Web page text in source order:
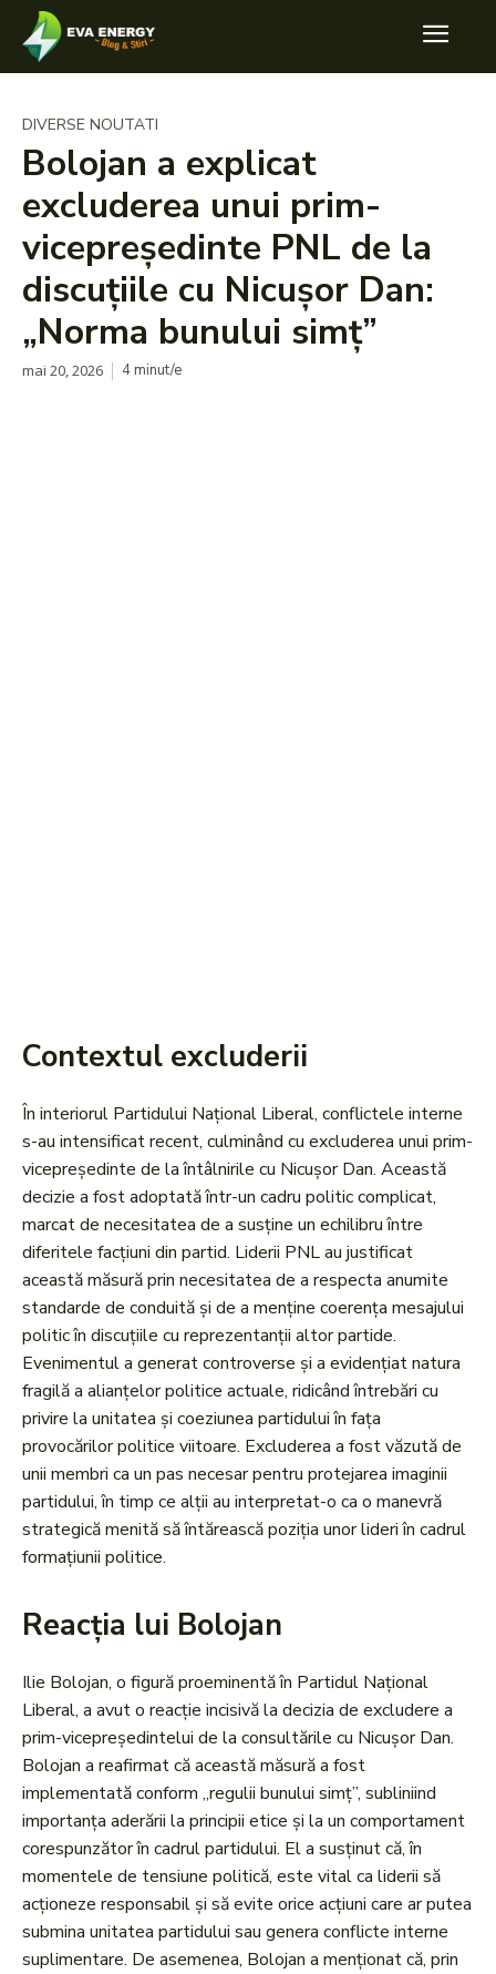
DIVERSE NOUTATI
Bolojan a explicat
excluderea unui prim-
vicepreședinte PNL de la
discuțiile cu Nicușor Dan:
„Norma bunului simț”
mai 20, 2026 4minut/e
Contextul excluderii
În interiorul Partidului Național Liberal, conflictele interne
s-au intensificat recent, culminând cu excluderea unui prim-
vicepreședinte de la întâlnirile cu Nicușor Dan. Această
decizie a fost adoptată într-un cadru politic complicat,
marcat de necesitatea de a susține un echilibru între
diferitele facțiuni din partid. Liderii PNL au justificat
această măsură prin necesitatea de a respecta anumite
standarde de conduită și de a menține coerența mesajului
politic în discuțiile cu reprezentanții altor partide.
Evenimentul a generat controverse și a evidențiat natura
fragilă a alianțelor politice actuale, ridicând întrebări cu
privire la unitatea și coeziunea partidului în fața
provocărilor politice viitoare. Excluderea a fost văzută de
unii membri ca un pas necesar pentru protejarea imaginii
partidului, în timp ce alții au interpretat-o ca o manevră
strategică menită să întărească poziția unor lideri în cadrul
formațiunii politice.
Reacția lui Bolojan
Ilie Bolojan, o figură proeminentă în Partidul Național
Liberal, a avut o reacție incisivă la decizia de excludere a
prim-vicepreședintelui de la consultările cu Nicușor Dan.
Bolojan a reafirmat că această măsură a fost
implementată conform „regulii bunului simț”, subliniind
importanța aderării la principii etice și la un comportament
corespunzător în cadrul partidului. El a susținut că, în
momentele de tensiune politică, este vital ca liderii să
acționeze responsabil și să evite orice acțiuni care ar putea
submina unitatea partidului sau genera conflicte interne
suplimentare. De asemenea, Bolojan a menționat că, prin